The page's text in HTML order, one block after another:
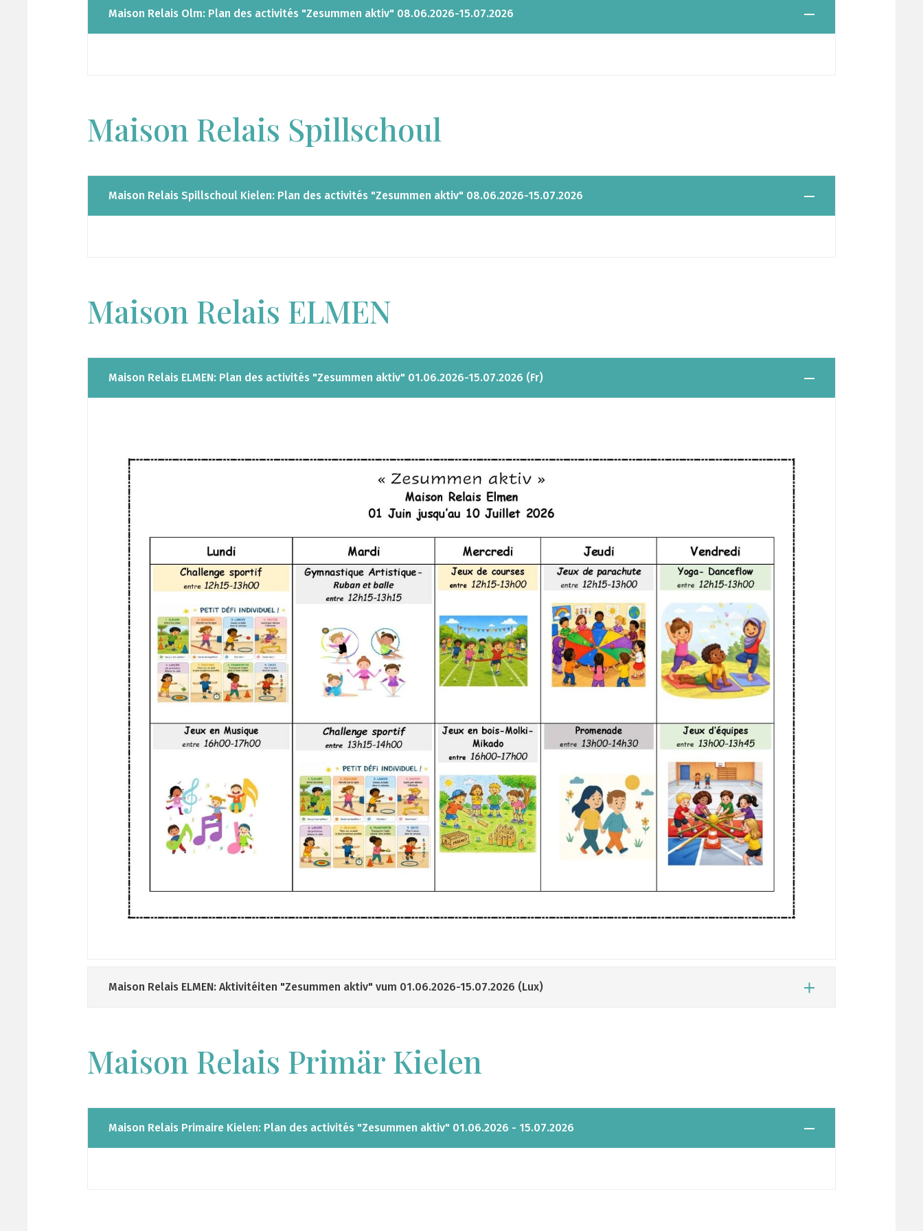
Maison Relais Olm: Plan des activités "Zesummen aktiv" 08.06.2026-15.07.2026
Maison Relais Spillschoul
Maison Relais Spillschoul Kielen: Plan des activités "Zesummen aktiv" 08.06.2026-15.07.2026
Maison Relais ELMEN
Maison Relais ELMEN: Plan des activités "Zesummen aktiv" 01.06.2026-15.07.2026 (Fr)
Maison Relais ELMEN: Aktivitéiten "Zesummen aktiv" vum 01.06.2026-15.07.2026 (Lux)
Maison Relais Primär Kielen
Maison Relais Primaire Kielen: Plan des activités "Zesummen aktiv" 01.06.2026 - 15.07.2026